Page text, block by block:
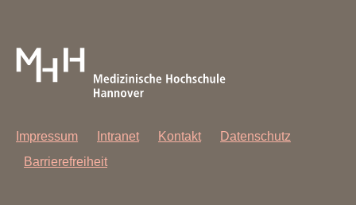
Impressum Intranet Kontakt
Datenschutz
Barrierefreiheit